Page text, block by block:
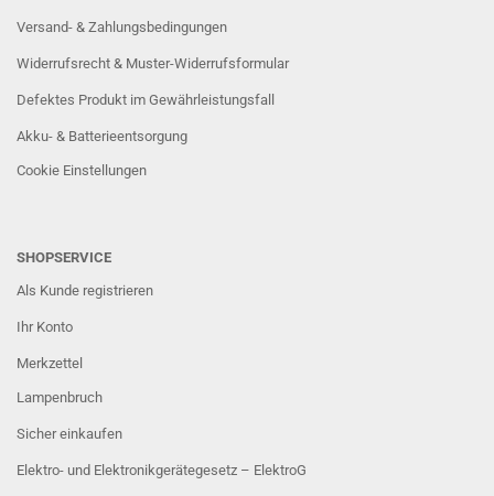
Versand- & Zahlungsbedingungen
Widerrufsrecht & Muster-Widerrufsformular
Defektes Produkt im Gewährleistungsfall
Akku- & Batterieentsorgung
Cookie Einstellungen
SHOPSERVICE
Als Kunde registrieren
Ihr Konto
Merkzettel
Lampenbruch
Sicher einkaufen
Elektro- und Elektronikgerätegesetz – ElektroG